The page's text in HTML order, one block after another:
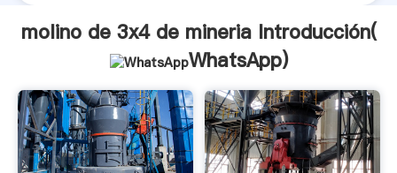
molino de 3x4 de mineria Introducción(
WhatsApp)